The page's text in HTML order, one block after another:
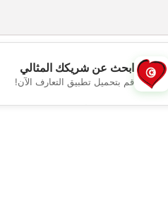
💕
ابحث عن شريكك المثالي
قم بتحميل تطبيق التعارف الآن!